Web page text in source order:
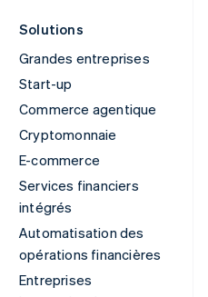
Solutions
Grandes entreprises
Start-up
Commerce agentique
Cryptomonnaie
E-commerce
Services financiers
intégrés
Automatisation des
opérations financières
Entreprises